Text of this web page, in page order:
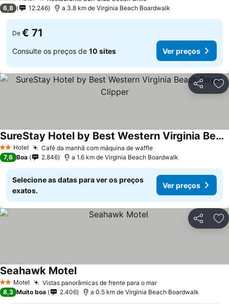
3 Estrelas
6,8 12.246 a 3.8 km de Virginia Beach Boardwalk
De € 71
Consulte os preços de 10 sites Ver preços
Partilhar
2 Estrelas
Hotel Café da manhã com máquina de waffle
SureStay Hotel by Best Western Virginia Beach Royal Clipper
7,6 Boa 2.846 a 1.6 km de Virginia Beach Boardwalk
Selecione as datas para ver os preços
exatos.
Ver preços
Partilhar
2 Estrelas
Motel Vistas panorâmicas de frente para o mar
Seahawk Motel
8,3 Muito boa 2.406 a 0.5 km de Virginia Beach Boardwalk